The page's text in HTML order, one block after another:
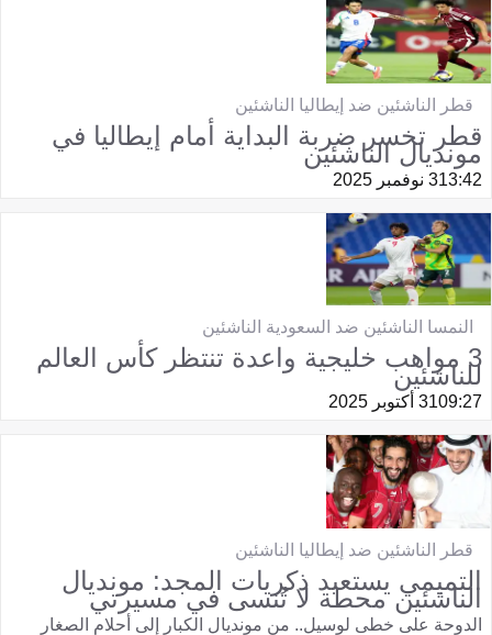
قطر الناشئين ضد إيطاليا الناشئين
قطر تخسر ضربة البداية أمام إيطاليا في
مونديال الناشئين
13:423 نوفمبر 2025
النمسا الناشئين ضد السعودية الناشئين
3 مواهب خليجية واعدة تنتظر كأس العالم
للناشئين
09:2731 أكتوبر 2025
قطر الناشئين ضد إيطاليا الناشئين
التميمي يستعيد ذكريات المجد: مونديال
الناشئين محطة لا تُنسى في مسيرتي
الدوحة على خطى لوسيل.. من مونديال الكبار إلى أحلام الصغار